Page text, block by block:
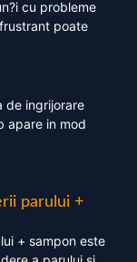
cu probleme
poate
de ingrijorare
apare in mod
parului +
+ sampon este